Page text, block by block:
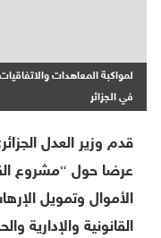
لمواكبة المعاهدات
في الجزائر
قدم وزير العدل
عرضا حول “مشروع
الأموال وتمويل
القانونية والإدارية